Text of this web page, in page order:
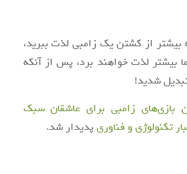
از کشتن یک زامبی لذت ببرید،
بیشتر لذت خواهند برد، پس از آنکه
شدید!
بازی‌های زامبی برای عاشقان سبک
تکنولوژی و فناوریپدیدار شد.